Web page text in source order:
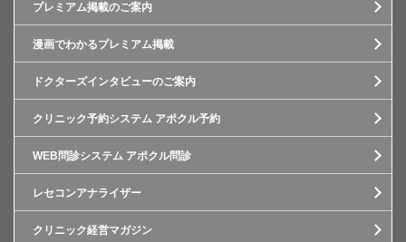
プレミアム掲載のご案内
漫画でわかるプレミアム掲載
ドクターズインタビューのご案内
クリニック予約システム アポクル予約
WEB問診システム アポクル問診
レセコンアナライザー
クリニック経営マガジン